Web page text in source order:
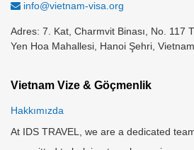
info@vietnam-visa.org
Adres: 7. Kat, Charmvit Binası, No. 117
Yen Hoa Mahallesi, Hanoi Şehri,
Vietnam Vize & Göçmenlik
Hakkımızda
At IDS TRAVEL, we are a dedicated